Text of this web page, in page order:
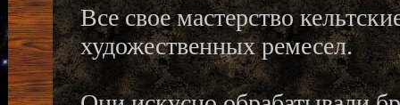
Все свое мастерство
художественных ремесел.